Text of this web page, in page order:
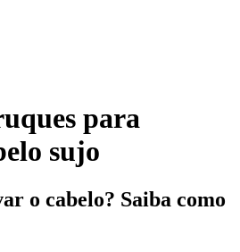
para
sujo
o cabelo? Saiba como